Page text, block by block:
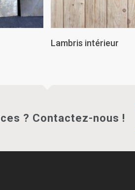
Lire La Suite
Lambris intérieur
? Contactez-nous !